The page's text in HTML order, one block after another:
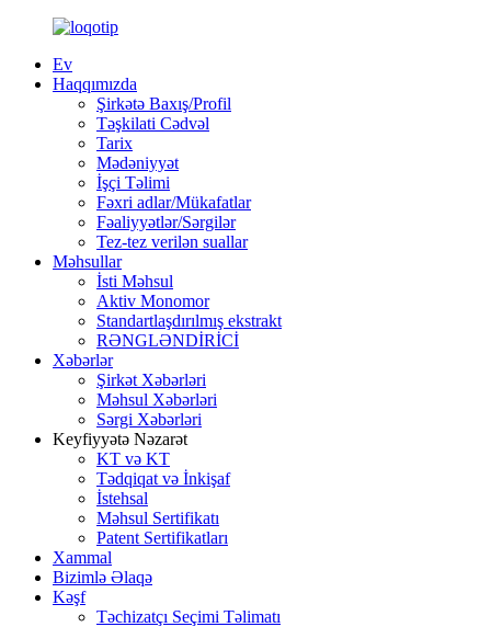
Ev
Haqqımızda
Şirkətə Baxış/Profil
Təşkilati Cədvəl
Tarix
Mədəniyyət
İşçi Təlimi
Fəxri adlar/Mükafatlar
Fəaliyyətlər/Sərgilər
Tez-tez verilən suallar
Məhsullar
İsti Məhsul
Aktiv Monomor
Standartlaşdırılmış ekstrakt
RƏNGLƏNDİRİCİ
Xəbərlər
Şirkət Xəbərləri
Məhsul Xəbərləri
Sərgi Xəbərləri
Keyfiyyətə Nəzarət
KT və KT
Tədqiqat və İnkişaf
İstehsal
Məhsul Sertifikatı
Patent Sertifikatları
Xammal
Bizimlə Əlaqə
Kəşf
Təchizatçı Seçimi Təlimatı